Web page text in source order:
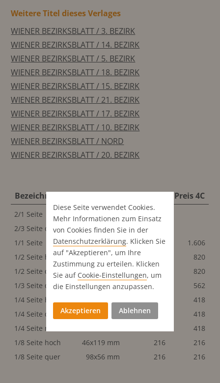
Weitere Titel dieses Verlages
WIENER BEZIRKSBLATT / 3. BEZIRK
WIENER BEZIRKSBLATT / 14. BEZIRK
WIENER BEZIRKSBLATT / 5. BEZIRK
WIENER BEZIRKSBLATT / 18. BEZIRK
WIENER BEZIRKSBLATT / 15. BEZIRK
WIENER BEZIRKSBLATT / 21. BEZIRK
WIENER BEZIRKSBLATT / 17. BEZIRK
WIENER BEZIRKSBLATT / 10. BEZIRK
WIENER BEZIRKSBLATT / NORD
WIENER BEZIRKSBLATT / 20. BEZIRK
Bezeichnung Format Preis S/W Preis 4C
2/1 Seite
420x270 mm
2/3 Seite quer
200x160 mm
1/1 Seite
200x270 mm 1.606
1.606
1/2 Seite hoch
98x246 mm
820
1/2 Seite quer
200x119 mm
820
1/3 Seite quer
200x78 mm
562
1/4 Seite hoch
418
1/4 Seite quer
200x56 mm
418
1/4 Seite normal
418
1/8 Seite hoch
46x119 mm 216
216
1/8 Seite quer
98x56 mm 216 216
Diese Seite verwendet Cookies.
Mehr Informationen zum Einsatz
von Cookies finden Sie in der
Datenschutz­erklärung. Klicken Sie
auf "Akzeptieren", um Ihre
Zustimmung zu erteilen. Klicken
Sie auf Cookie-Einstellungen, um
die Einstellungen anzupassen.
Akzeptieren Ablehnen